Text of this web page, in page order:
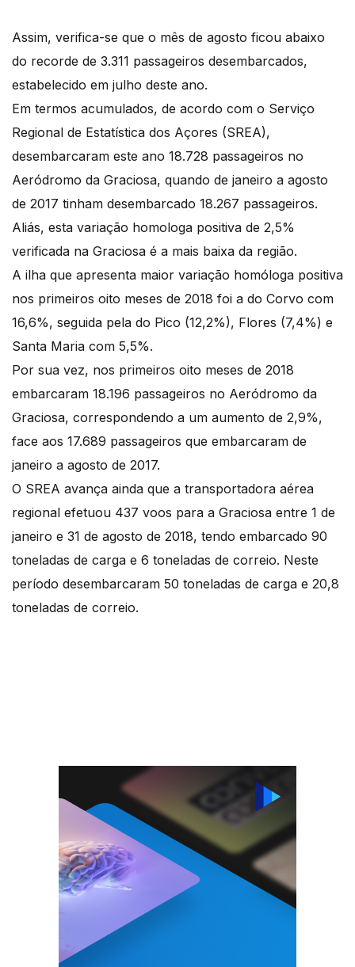
Assim, verifica-se que o mês de agosto ficou abaixo
do recorde de 3.311 passageiros desembarcados,
estabelecido em julho deste ano.
Em termos acumulados, de acordo com o Serviço
Regional de Estatística dos Açores (SREA),
desembarcaram este ano 18.728 passageiros no
Aeródromo da Graciosa, quando de janeiro a agosto
de 2017 tinham desembarcado 18.267 passageiros.
Aliás, esta variação homologa positiva de 2,5%
verificada na Graciosa é a mais baixa da região.
A ilha que apresenta maior variação homóloga positiva
nos primeiros oito meses de 2018 foi a do Corvo com
16,6%, seguida pela do Pico (12,2%), Flores (7,4%) e
Santa Maria com 5,5%.
Por sua vez, nos primeiros oito meses de 2018
embarcaram 18.196 passageiros no Aeródromo da
Graciosa, correspondendo a um aumento de 2,9%,
face aos 17.689 passageiros que embarcaram de
janeiro a agosto de 2017.
O SREA avança ainda que a transportadora aérea
regional efetuou 437 voos para a Graciosa entre 1 de
janeiro e 31 de agosto de 2018, tendo embarcado 90
toneladas de carga e 6 toneladas de correio. Neste
período desembarcaram 50 toneladas de carga e 20,8
toneladas de correio.